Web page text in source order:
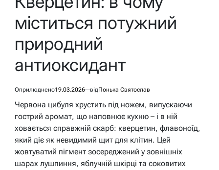
міститься потужний
природний
антиоксидант
Оприлюднено19.03.2026 відПонька Святослав
Червона цибуля хрустить під ножем, випускаючи
гострий аромат, що наповнює кухню – і в ній
ховається справжній скарб: кверцетин, флавоноїд,
який діє як невидимий щит для клітин. Цей
жовтуватий пігмент зосереджений у зовнішніх
шарах лушпиння, яблучній шкірці та соковитих